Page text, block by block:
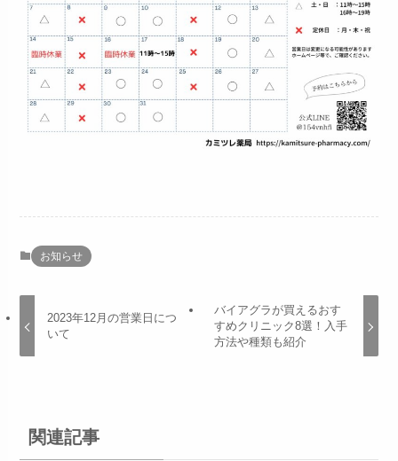
お知らせ
2023年12月の営業日につ
いて
バイアグラが買えるおす
すめクリニック8選！入手
方法や種類も紹介
関連記事